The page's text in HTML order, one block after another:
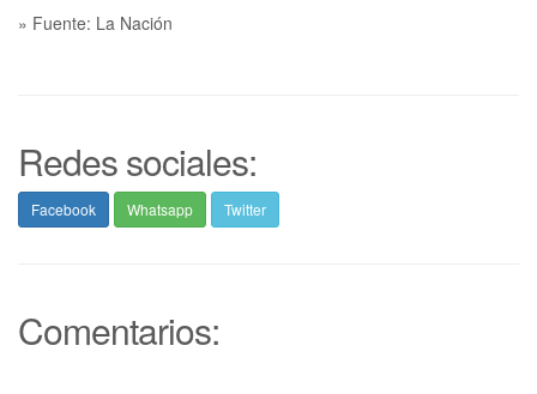
» Fuente: La Nación
Redes sociales:
Facebook Whatsapp Twitter
Comentarios: